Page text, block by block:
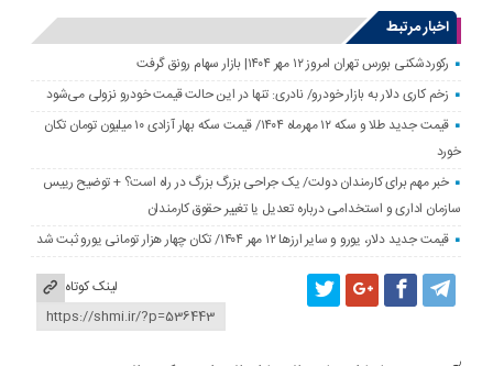
اخبار مرتبط
رکوردشکنی بورس تهران امروز ۱۲ مهر ۱۴۰۴| بازار سهام رونق گرفت
زخم کاری دلار به بازار خودرو/ نادری: تنها در این حالت قیمت خودرو نزولی می‌شود
قیمت جدید طلا و سکه ۱۲ مهرماه ۱۴۰۴/ قیمت سکه بهار آزادی ۱۰ میلیون تومان تکان
خورد
خبر مهم برای کارمندان دولت/ یک جراحی بزرگ بزرگ در راه است؟ + توضیح رییس
سازمان اداری و استخدامی درباره تعدیل یا تغییر حقوق کارمندان
قیمت جدید دلار، یورو و سایر ارزها ۱۲ مهر ۱۴۰۴/ تکان چهار هزار تومانی یورو ثبت شد
لینک کوتاه